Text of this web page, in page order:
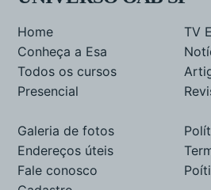
Home
Conheça a Esa
Todos os cursos
Presencial
TV
Galeria de fotos
Endereços úteis
Fale conosco